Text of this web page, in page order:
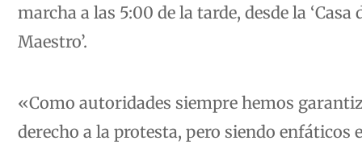
marcha a las 5:00 de la tarde, desde la ‘Casa
Maestro’.
«Como autoridades siempre hemos
derecho a la protesta, pero siendo enfáticos